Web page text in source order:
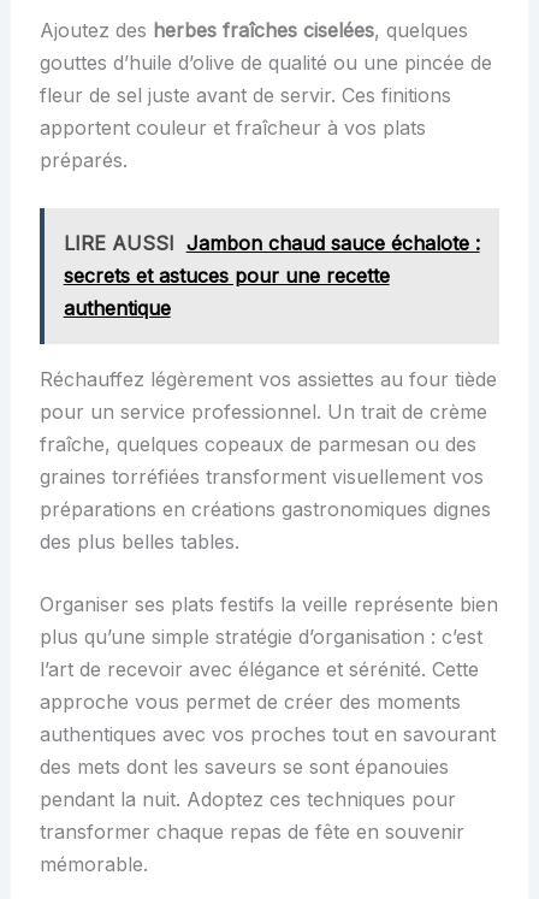
Ajoutez des herbes fraîches ciselées, quelques
gouttes d’huile d’olive de qualité ou une pincée de
fleur de sel juste avant de servir. Ces finitions
apportent couleur et fraîcheur à vos plats
préparés.
LIRE AUSSI Jambon chaud sauce échalote :
secrets et astuces pour une recette
authentique
Réchauffez légèrement vos assiettes au four tiède
pour un service professionnel. Un trait de crème
fraîche, quelques copeaux de parmesan ou des
graines torréfiées transforment visuellement vos
préparations en créations gastronomiques dignes
des plus belles tables.
Organiser ses plats festifs la veille représente bien
plus qu’une simple stratégie d’organisation : c’est
l’art de recevoir avec élégance et sérénité. Cette
approche vous permet de créer des moments
authentiques avec vos proches tout en savourant
des mets dont les saveurs se sont épanouies
pendant la nuit. Adoptez ces techniques pour
transformer chaque repas de fête en souvenir
mémorable.